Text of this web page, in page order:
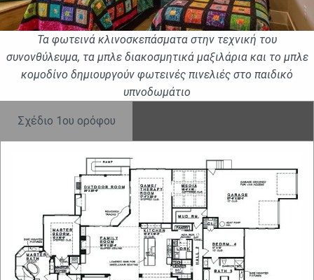
Τα φωτεινά κλινοσκεπάσματα στην τεχνική του
συνονθύλευμα, τα μπλε διακοσμητικά μαξιλάρια και το μπλε
κομοδίνο δημιουργούν φωτεινές πινελιές στο παιδικό
υπνοδωμάτιο
Σχέδιο 1ου ορόφου